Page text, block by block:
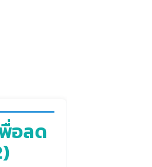
อลด